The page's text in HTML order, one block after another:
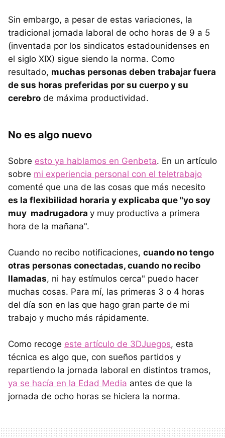
Sin embargo, a pesar de estas variaciones, la
tradicional jornada laboral de ocho horas de 9 a 5
(inventada por los sindicatos estadounidenses en
el siglo XIX) sigue siendo la norma. Como
resultado, muchas personas deben trabajar fuera
de sus horas preferidas por su cuerpo y su
cerebro de máxima productividad.
No es algo nuevo
Sobre esto ya hablamos en Genbeta. En un artículo
sobre mi experiencia personal con el teletrabajo
comenté que una de las cosas que más necesito
es la flexibilidad horaria y explicaba que "yo soy
muy madrugadora y muy productiva a primera
hora de la mañana".
Cuando no recibo notificaciones, cuando no tengo
otras personas conectadas, cuando no recibo
llamadas, ni hay estímulos cerca" puedo hacer
muchas cosas. Para mí, las primeras 3 o 4 horas
del día son en las que hago gran parte de mi
trabajo y mucho más rápidamente.
Como recoge este artículo de 3DJuegos, esta
técnica es algo que, con sueños partidos y
repartiendo la jornada laboral en distintos tramos,
ya se hacía en la Edad Media antes de que la
jornada de ocho horas se hiciera la norma.